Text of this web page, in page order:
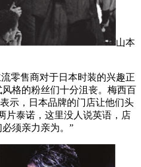
山本
售商对于日本时装的兴趣正
格的粉丝们十分沮丧。梅西百
示，日本品牌的门店让他们头
片泰诺，这里没人说英语，店
须亲力亲为。”